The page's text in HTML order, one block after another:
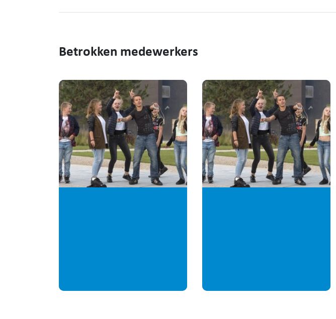
Betrokken medewerkers